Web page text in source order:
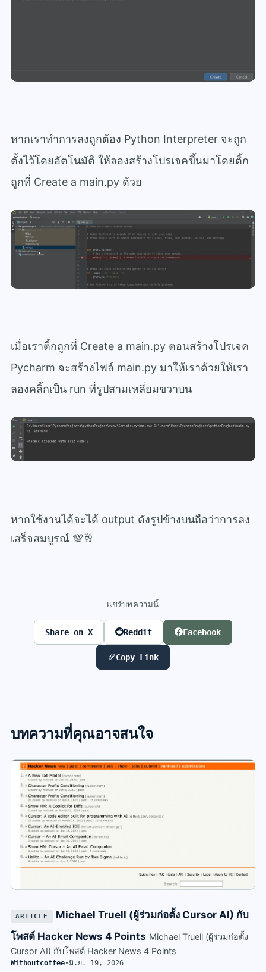
หากเราทำการลงถูกต้อง Python Interpreter จะถูก
ตั้งไว้โดยอัตโนมัติ ให้ลองสร้างโปรเจคขึ้นมาโดยติ้ก
ถูกที่ Create a main.py ด้วย
เมื่อเราติ้กถูกที่ Create a main.py ตอนสร้างโปรเจค
Pycharm จะสร้างไฟล์ main.py มาให้เราด้วยให้เรา
ลองคลิ้กเป็น run ที่รูปสามเหลี่ยมขวาบน
หากใช้งานได้จะได้ output ดังรูปข้างบนถือว่าการลง
เสร็จสมบูรณ์ 💯🥂
แชร์บทความนี้
Share on X Reddit Facebook
Copy Link
บทความที่คุณอาจสนใจ
ARTICLE
Michael Truell (ผู้ร่วมก่อตั้ง Cursor AI) กับ
โพสต์ Hacker News 4 Points Michael Truell (ผู้ร่วมก่อตั้ง
Cursor AI) กับโพสต์ Hacker News 4 Points
Withoutcoffee•มิ.ย. 19, 2026